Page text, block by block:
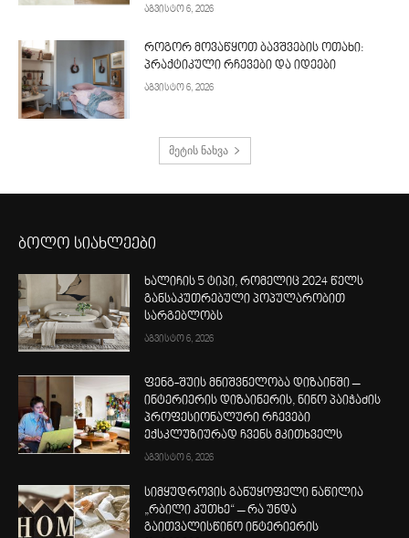
აგვისტო 6, 2026
როგორ მოვაწყოთ ბავშვების ოთახი:
პრაქტიკული რჩევები და იდეები
აგვისტო 6, 2026
მეტის ნახვა
ბოლო სიახლეები
ხალიჩის 5 ტიპი, რომელიც 2024 წელს
განსაკუთრებული პოპულარობით
სარგებლობს
აგვისტო 6, 2026
ფენგ-შუის მნიშვნელობა დიზაინში –
ინტერიერის დიზაინერის, ნინო პაიჭაძის
პროფესიონალური რჩევები
ექსკლუზიურად ჩვენს მკითხველს
აგვისტო 6, 2026
სიმყუდროვის განუყოფელი ნაწილია
„რბილი კუთხე“ – რა უნდა
გაითვალისწინო ინტერიერის